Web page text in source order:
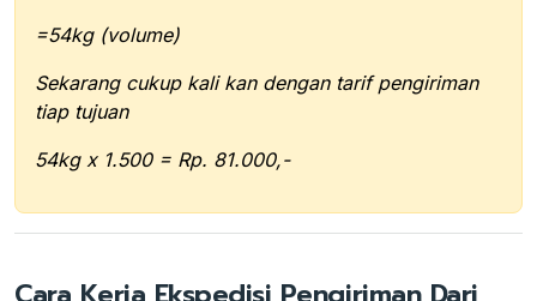
=54kg (volume)
Sekarang cukup kali kan dengan tarif pengiriman
tiap tujuan
54kg x 1.500 = Rp. 81.000,-